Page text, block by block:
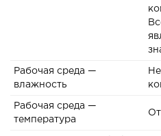
Рабочая среда —
влажность
Рабочая среда —
температура